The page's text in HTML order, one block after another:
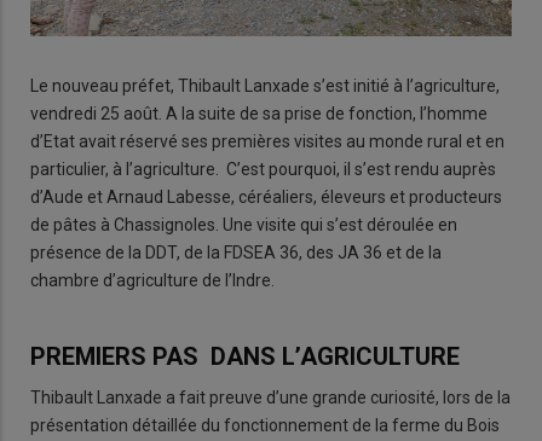
Le nouveau préfet, Thibault Lanxade s’est initié à l’agriculture,
vendredi 25 août. A la suite de sa prise de fonction, l’homme
d’Etat avait réservé ses premières visites au monde rural et en
particulier, à l’agriculture. C’est pourquoi, il s’est rendu auprès
d’Aude et Arnaud Labesse, céréaliers, éleveurs et producteurs
de pâtes à Chassignoles. Une visite qui s’est déroulée en
présence de la DDT, de la FDSEA 36, des JA 36 et de la
chambre d’agriculture de l’Indre.
PREMIERS PAS DANS L’AGRICULTURE
Thibault Lanxade a fait preuve d’une grande curiosité, lors de la
présentation détaillée du fonctionnement de la ferme du Bois